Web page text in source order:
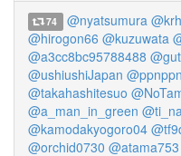
74 @nyatsumura
@hirogon66 @kuzuwata
@a3cc8bc95788488
@ushiushiJapan
@takahashitesuo
@a_man_in_green
@kamodakyogoro04
@orchid0730 @atama753